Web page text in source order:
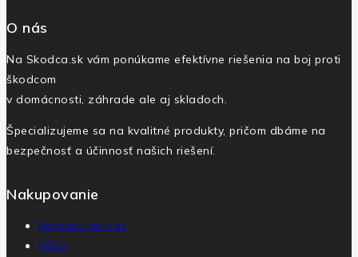
O nás
Na Skodca.sk vám ponúkame efektívne riešenia na boj proti
škodcom
v domácnosti, záhrade ale aj skladoch.
Špecializujeme sa na kvalitné produkty, pričom dbáme na
bezpečnosť a účinnosť našich riešení.
Nakupovanie
Kontaktujte nás
FAQs